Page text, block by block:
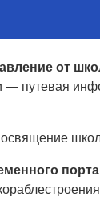
от
— путевая
порта